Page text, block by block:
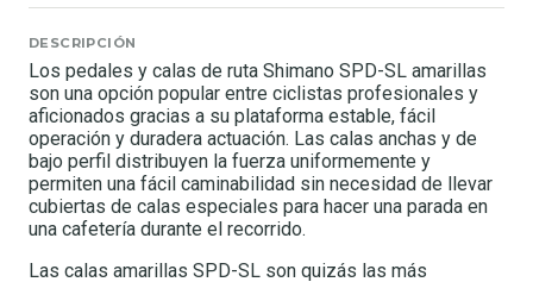
DESCRIPCIÓN
Los pedales y calas de ruta Shimano SPD-SL amarillas
son una opción popular entre ciclistas profesionales y
aficionados gracias a su plataforma estable, fácil
operación y duradera actuación. Las calas anchas y de
bajo perfil distribuyen la fuerza uniformemente y
permiten una fácil caminabilidad sin necesidad de llevar
cubiertas de calas especiales para hacer una parada en
una cafetería durante el recorrido.
Las calas amarillas SPD-SL son quizás las más